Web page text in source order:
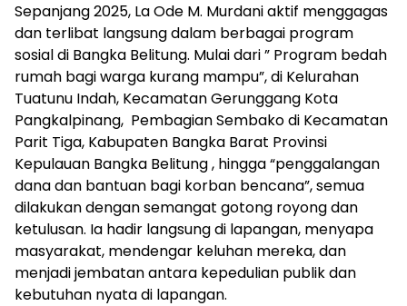
Sepanjang 2025, La Ode M. Murdani aktif menggagas
dan terlibat langsung dalam berbagai program
sosial di Bangka Belitung. Mulai dari ” Program bedah
rumah bagi warga kurang mampu”, di Kelurahan
Tuatunu Indah, Kecamatan Gerunggang Kota
Pangkalpinang, Pembagian Sembako di Kecamatan
Parit Tiga, Kabupaten Bangka Barat Provinsi
Kepulauan Bangka Belitung , hingga “penggalangan
dana dan bantuan bagi korban bencana”, semua
dilakukan dengan semangat gotong royong dan
ketulusan. Ia hadir langsung di lapangan, menyapa
masyarakat, mendengar keluhan mereka, dan
menjadi jembatan antara kepedulian publik dan
kebutuhan nyata di lapangan.